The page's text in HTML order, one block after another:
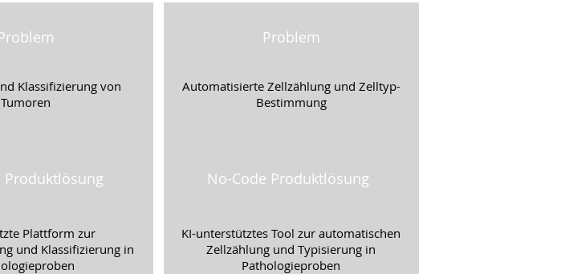
Klassifizierung von
Tumoren
Produktlösung
Plattform zur
und Klassifizierung in
Problem
Automatisierte Zellzählung und Zelltyp-
Bestimmung
No-Code Produktlösung
KI-unterstütztes Tool zur automatischen
Zellzählung und Typisierung in
Pathologieproben